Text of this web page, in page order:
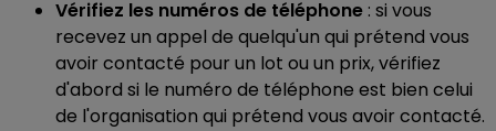
Vérifiez les numéros de téléphone : si vous
recevez un appel de quelqu'un qui prétend vous
avoir contacté pour un lot ou un prix, vérifiez
d'abord si le numéro de téléphone est bien celui
de l'organisation qui prétend vous avoir contacté.